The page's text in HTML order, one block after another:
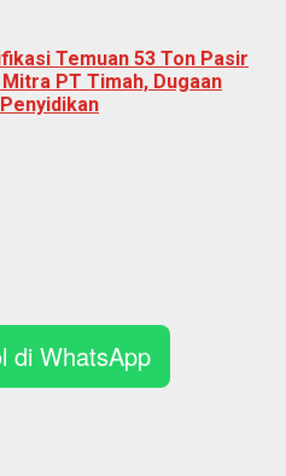
Temuan 53 Ton Pasir
PT Timah, Dugaan
di WhatsApp